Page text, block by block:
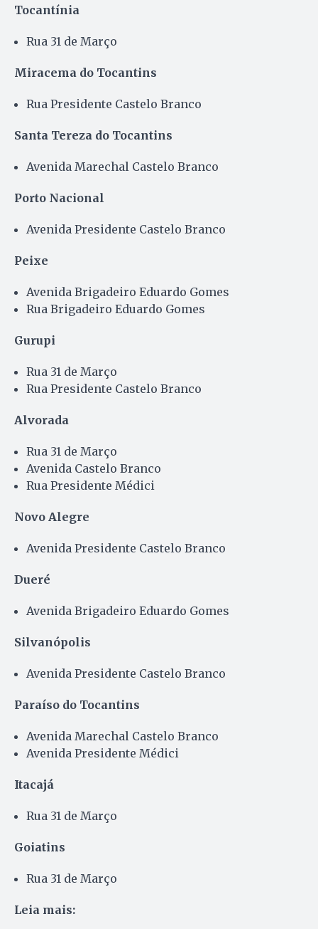
Tocantínia
Rua 31 de Março
Miracema do Tocantins
Rua Presidente Castelo Branco
Santa Tereza do Tocantins
Avenida Marechal Castelo Branco
Porto Nacional
Avenida Presidente Castelo Branco
Peixe
Avenida Brigadeiro Eduardo Gomes
Rua Brigadeiro Eduardo Gomes
Gurupi
Rua 31 de Março
Rua Presidente Castelo Branco
Alvorada
Rua 31 de Março
Avenida Castelo Branco
Rua Presidente Médici
Novo Alegre
Avenida Presidente Castelo Branco
Dueré
Avenida Brigadeiro Eduardo Gomes
Silvanópolis
Avenida Presidente Castelo Branco
Paraíso do Tocantins
Avenida Marechal Castelo Branco
Avenida Presidente Médici
Itacajá
Rua 31 de Março
Goiatins
Rua 31 de Março
Leia mais: